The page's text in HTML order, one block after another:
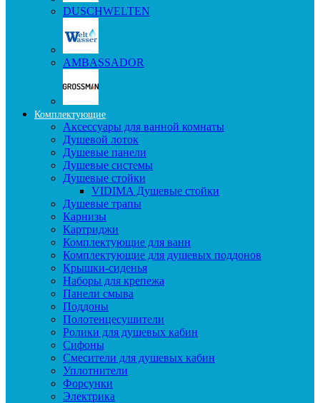
DUSCHWELTEN
AMBASSADOR
Комплектующие
Аксессуары для ванной комнаты
Душевой лоток
Душевые панели
Душевые системы
Душевые стойки
VIDIMA Душевые стойки
Душевые трапы
Карнизы
Картриджи
Комплектующие для ванн
Комплектующие для душевых поддонов
Крышки-сиденья
Наборы для крепежа
Панели смыва
Поддоны
Полотенцесушители
Ролики для душевых кабин
Сифоны
Смесители для душевых кабин
Уплотнители
Форсунки
Электрика